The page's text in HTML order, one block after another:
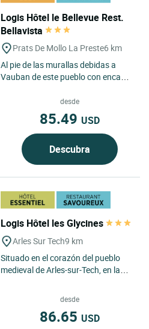
Logis Hôtel le Bellevue Rest.
Bellavista
Prats De Mollo La Preste6 km
Al pie de las murallas debidas a
Vauban de este pueblo con encanto
atractivo con habitaciones...
desde
85.49 USD
Descubra
Logis Hôtel les Glycines
Arles Sur Tech9 km
Situado en el corazón del pueblo
medieval de Arles-sur-Tech, en la
Hôtel Les Glycines...
desde
86.65 USD